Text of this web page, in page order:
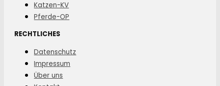
Katzen-KV
Pferde-OP
RECHTLICHES
Datenschutz
Impressum
Über uns